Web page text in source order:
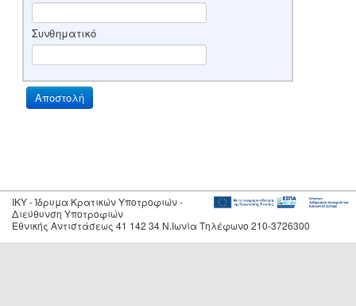
Συνθηματικό
IKY - Ίδρυμα Κρατικών Υποτροφιών -
Διεύθυνση Υποτροφιών
Εθνικής Αντιστάσεως 41 142 34 Ν.Ιωνία Τηλέφωνο 210-3726300